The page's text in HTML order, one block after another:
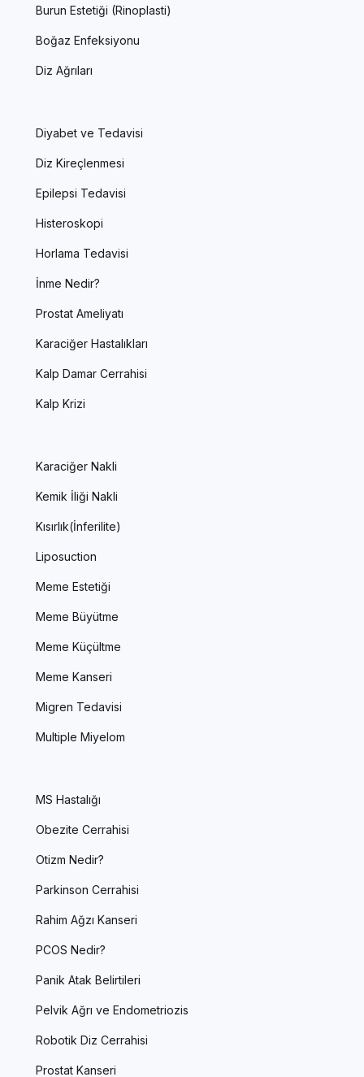
Burun Estetiği (Rinoplasti)
Boğaz Enfeksiyonu
Diz Ağrıları
Diyabet ve Tedavisi
Diz Kireçlenmesi
Epilepsi Tedavisi
Histeroskopi
Horlama Tedavisi
İnme Nedir?
Prostat Ameliyatı
Karaciğer Hastalıkları
Kalp Damar Cerrahisi
Kalp Krizi
Karaciğer Nakli
Kemik İliği Nakli
Kısırlık(İnferilite)
Liposuction
Meme Estetiği
Meme Büyütme
Meme Küçültme
Meme Kanseri
Migren Tedavisi
Multiple Miyelom
MS Hastalığı
Obezite Cerrahisi
Otizm Nedir?
Parkinson Cerrahisi
Rahim Ağzı Kanseri
PCOS Nedir?
Panik Atak Belirtileri
Pelvik Ağrı ve Endometriozis
Robotik Diz Cerrahisi
Prostat Kanseri